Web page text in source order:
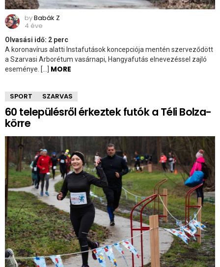
byBabák Z
4 éve
Olvasási idő: 2 perc
A koronavírus alatti Instafutások koncepciója mentén szerveződött
a Szarvasi Arborétum vasárnapi, Hangyafutás elnevezéssel zajló
eseménye. […] MORE
SPORT SZARVAS
60 településről érkeztek futók a Téli Bolza-
körre